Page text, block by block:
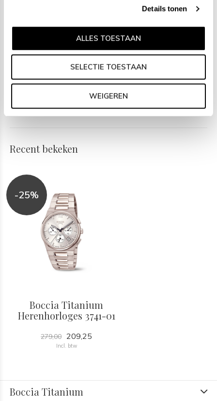
Details tonen
ALLES TOESTAAN
SELECTIE TOESTAAN
WEIGEREN
- Saffierglas
- Ronde titanium horlogekast, Ø 39mm
- Zilverkleurige schakelband
- Zilverkleurige wijzerplaat
- Chronograaf
- 5ATM
Recent bekeken
-25%
Boccia Titanium
Herenhorloges 3741-01
279,00 209,25
Incl. btw
Boccia Titanium